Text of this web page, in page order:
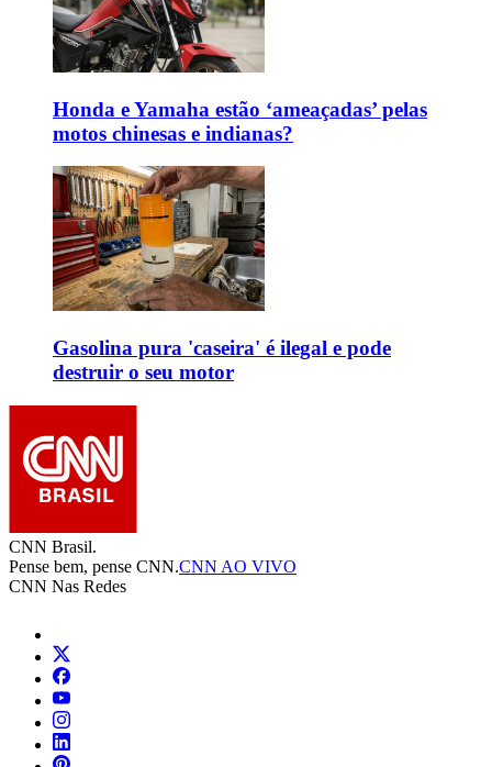
Honda e Yamaha estão ‘ameaçadas’ pelas
motos chinesas e indianas?
Gasolina pura 'caseira' é ilegal e pode
destruir o seu motor
CNN Brasil.
Pense bem, pense CNN.CNN AO VIVO
CNN Nas Redes